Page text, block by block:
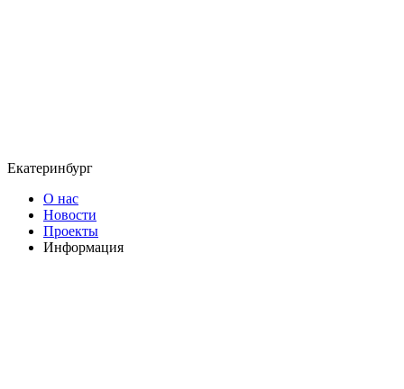
Екатеринбург
О нас
Новости
Проекты
Информация